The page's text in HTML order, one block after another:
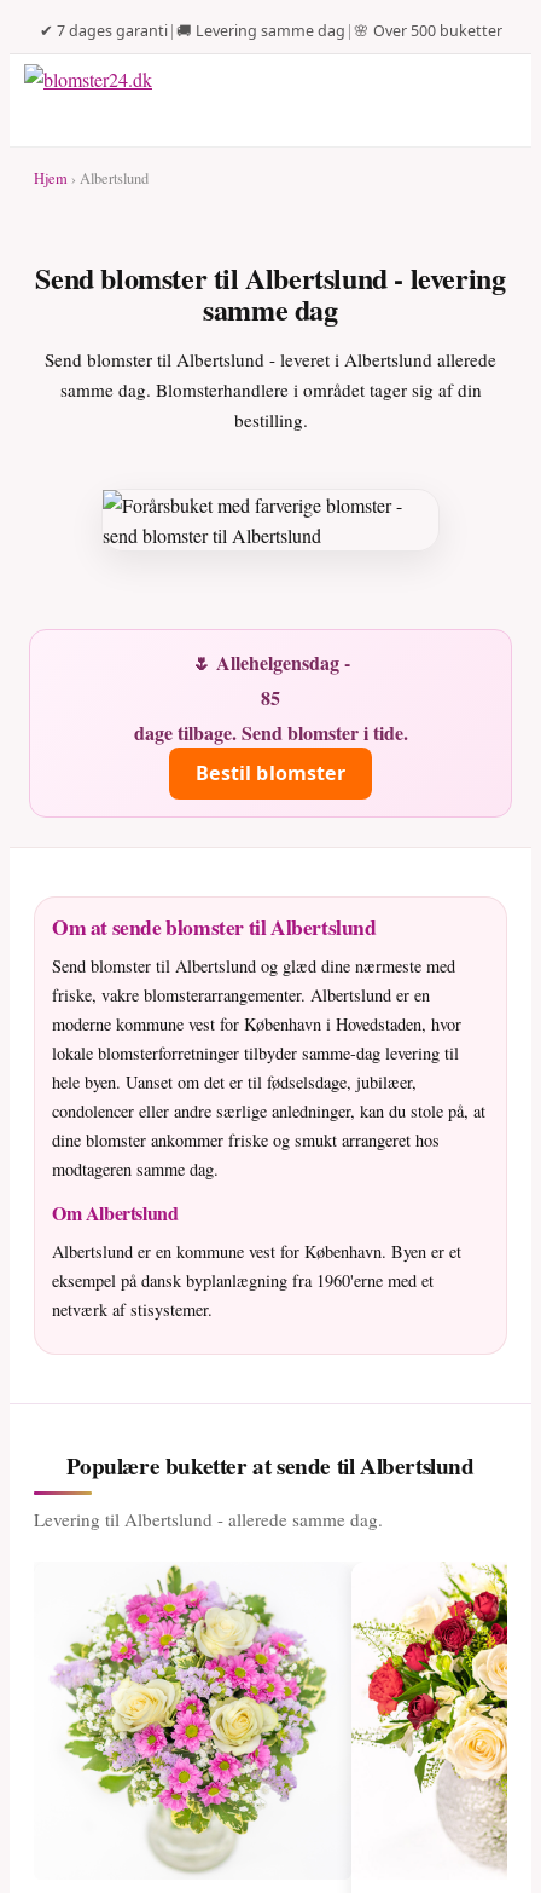
✔ 7 dages garanti|🚚 Levering samme dag |🌸 Over 500 buketter
Hjem › Albertslund
Send blomster til Albertslund - levering
samme dag
Send blomster til Albertslund - leveret i Albertslund allerede
samme dag. Blomsterhandlere i området tager sig af din
bestilling.
🌷 Allehelgensdag -
85
dage tilbage. Send blomster i tide.
Bestil blomster
Om at sende blomster til Albertslund
Send blomster til Albertslund og glæd dine nærmeste med
friske, vakre blomsterarrangementer. Albertslund er en
moderne kommune vest for København i Hovedstaden, hvor
lokale blomsterforretninger tilbyder samme-dag levering til
hele byen. Uanset om det er til fødselsdage, jubilæer,
condolencer eller andre særlige anledninger, kan du stole på, at
dine blomster ankommer friske og smukt arrangeret hos
modtageren samme dag.
Om Albertslund
Albertslund er en kommune vest for København. Byen er et
eksempel på dansk byplanlægning fra 1960'erne med et
netværk af stisystemer.
Populære buketter at sende til Albertslund
Levering til Albertslund - allerede samme dag.